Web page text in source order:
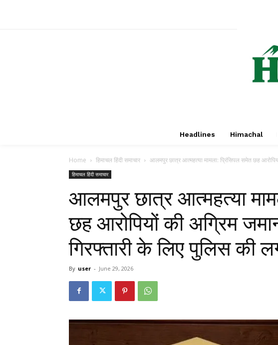
Headlines Himachal
Home हिमाचल हिंदी समाचार आलमपुर छात्र आत्महत्या मामला: प्रिंसिपल समेत छह
हिमाचल हिंदी समाचार
आलमपुर छात्र आत्महत्या
छह आरोपियों की अग्रिम
गिरफ्तारी के लिए पुलिस की
By user - June 29, 2026